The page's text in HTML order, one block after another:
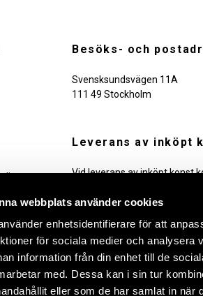
webbplats använder cookies
enhetsidentifierare för att
för sociala medier och analysera
information från din enhet till de
med. Dessa kan i sin tur
eller som de har samlat in när
Besöks- och
Svensksundsvägen 11A
111 49 Stockholm
Leverans av inköpt
Vid leverans av inköpt konst